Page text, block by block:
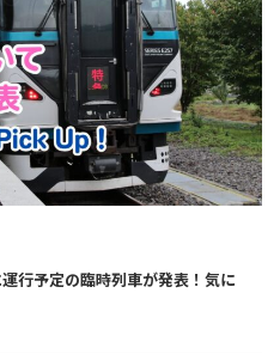
行予定の臨時列車が発表！気に